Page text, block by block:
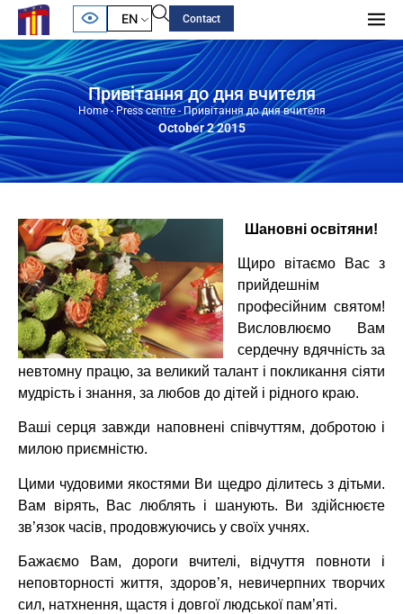
EN Contact
Привітання до дня вчителя
Home-Press centre- Привітання до дня вчителя
October 2 2015
Шановні освітяни!
Щиро вітаємо Вас з
прийдешнім
професійним святом!
Висловлюємо Вам
сердечну вдячність за
невтомну працю, за великий талант і покликання сіяти
мудрість і знання, за любов до дітей і рідного краю.
Ваші серця завжди наповнені співчуттям, добротою і
милою приємністю.
Цими чудовими якостями Ви щедро ділитесь з дітьми.
Вам вірять, Вас люблять і шанують. Ви здійснюєте
зв’язок часів, продовжуючись у своїх учнях.
Бажаємо Вам, дороги вчителі, відчуття повноти і
неповторності життя, здоров’я, невичерпних творчих
сил, натхнення, щастя і довгої людської пам’яті.